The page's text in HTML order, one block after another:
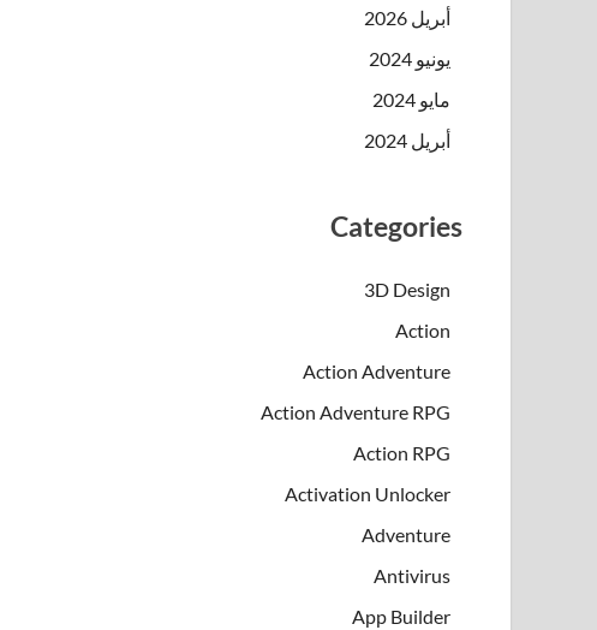
أبريل 2026
يونيو 2024
مايو 2024
أبريل 2024
Categories
3D Design
Action
Action Adventure
Action Adventure RPG
Action RPG
Activation Unlocker
Adventure
Antivirus
App Builder